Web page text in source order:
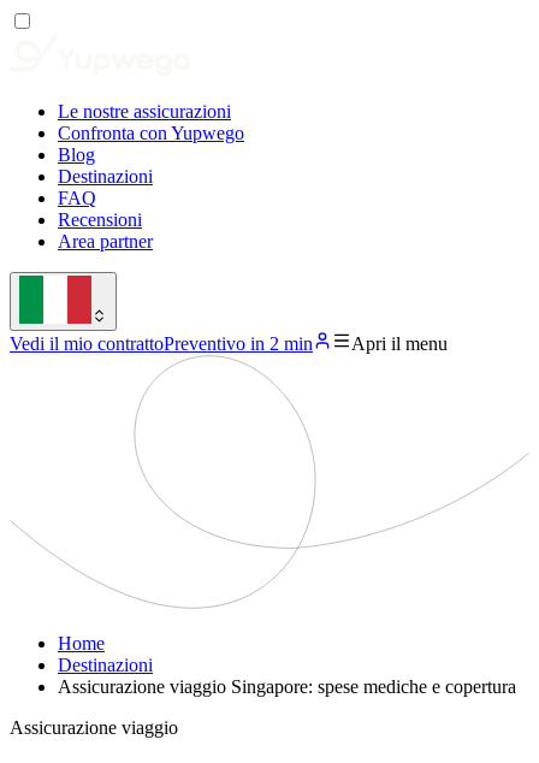
Le nostre assicurazioni
Confronta con Yupwego
Blog
Destinazioni
FAQ
Recensioni
Area partner
Vedi il mio contrattoPreventivo in 2 min Apri il menu
Home
Destinazioni
Assicurazione viaggio Singapore: spese mediche e copertura
Assicurazione viaggio